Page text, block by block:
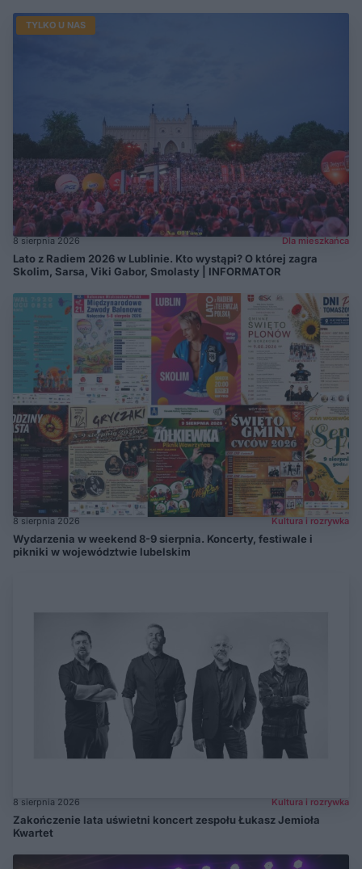
TYLKO U NAS
8 sierpnia 2026 Dla mieszkańca
Lato z Radiem 2026 w Lublinie. Kto wystąpi? O której zagra
Skolim, Sarsa, Viki Gabor, Smolasty | INFORMATOR
8 sierpnia 2026 Kultura i rozrywka
Wydarzenia w weekend 8-9 sierpnia. Koncerty, festiwale i
pikniki w województwie lubelskim
8 sierpnia 2026 Kultura i rozrywka
Zakończenie lata uświetni koncert zespołu Łukasz Jemioła
Kwartet